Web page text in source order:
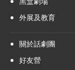
外展及教育
關於話劇團
好友營